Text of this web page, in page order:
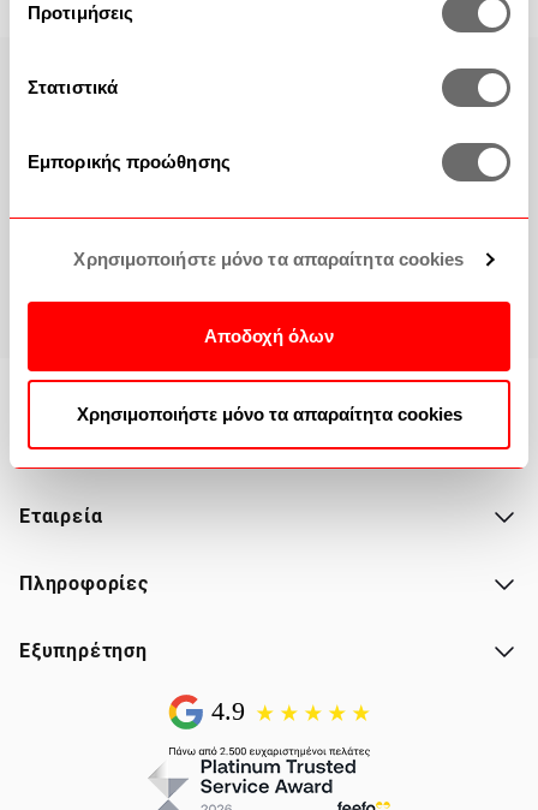
Προτιμήσεις
Στατιστικά
Εμπορικής προώθησης
Χρησιμοποιήστε μόνο τα απαραίτητα cookies
Αποδοχή όλων
Χρησιμοποιήστε μόνο τα απαραίτητα cookies
Εγγραφή στο Newsletter
E-Shop
Εταιρεία
Πληροφορίες
Εξυπηρέτηση